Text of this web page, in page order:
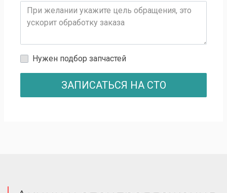
Нужен подбор запчастей
ЗАПИСАТЬСЯ НА СТО